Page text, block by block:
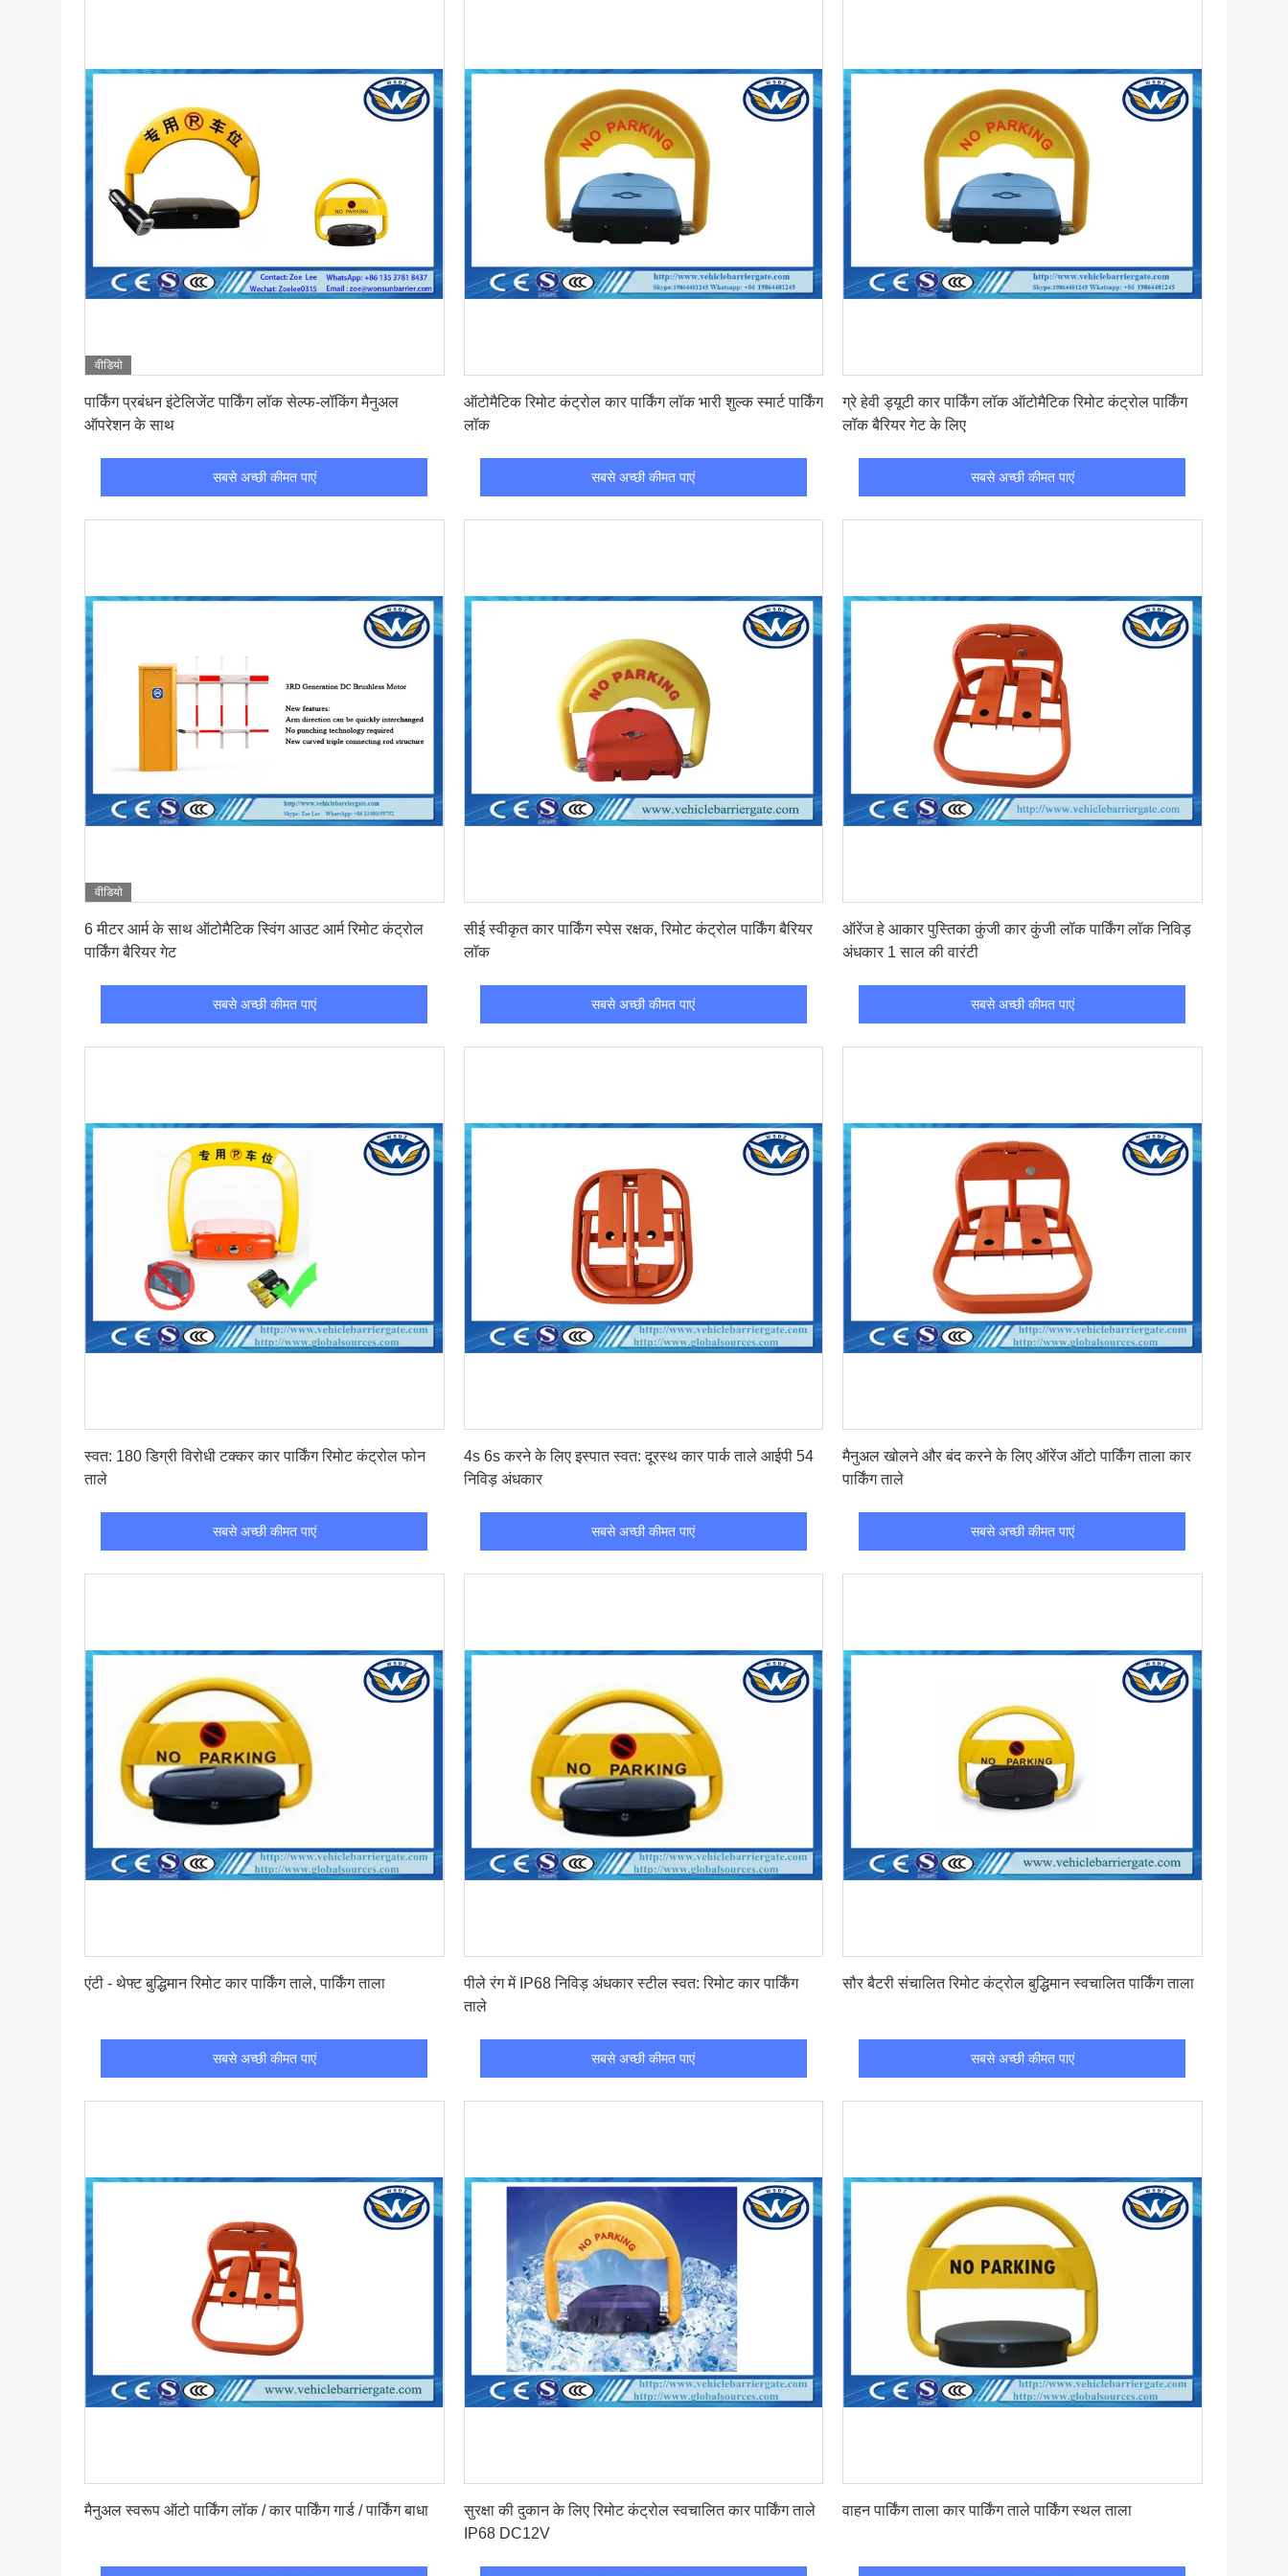
वीडियो
पार्किंग प्रबंधन इंटेलिजेंट पार्किंग लॉक सेल्फ-लॉकिंग मैनुअल
ऑपरेशन के साथ
सबसे अच्छी कीमत पाएं
ऑटोमैटिक रिमोट कंट्रोल कार पार्किंग लॉक भारी शुल्क स्मार्ट पार्किंग
लॉक
सबसे अच्छी कीमत पाएं
ग्रे हेवी ड्यूटी कार पार्किंग लॉक ऑटोमैटिक रिमोट कंट्रोल पार्किंग
लॉक बैरियर गेट के लिए
सबसे अच्छी कीमत पाएं
वीडियो
6 मीटर आर्म के साथ ऑटोमैटिक स्विंग आउट आर्म रिमोट कंट्रोल
पार्किंग बैरियर गेट
सबसे अच्छी कीमत पाएं
सीई स्वीकृत कार पार्किंग स्पेस रक्षक, रिमोट कंट्रोल पार्किंग बैरियर
लॉक
सबसे अच्छी कीमत पाएं
ऑरेंज हे आकार पुस्तिका कुंजी कार कुंजी लॉक पार्किंग लॉक निविड़
अंधकार 1 साल की वारंटी
सबसे अच्छी कीमत पाएं
स्वत: 180 डिग्री विरोधी टक्कर कार पार्किंग रिमोट कंट्रोल फोन
ताले
सबसे अच्छी कीमत पाएं
4s 6s करने के लिए इस्पात स्वत: दूरस्थ कार पार्क ताले आईपी 54
निविड़ अंधकार
सबसे अच्छी कीमत पाएं
मैनुअल खोलने और बंद करने के लिए ऑरेंज ऑटो पार्किंग ताला कार
पार्किंग ताले
सबसे अच्छी कीमत पाएं
एंटी - थेफ्ट बुद्धिमान रिमोट कार पार्किंग ताले, पार्किंग ताला
सबसे अच्छी कीमत पाएं
पीले रंग में IP68 निविड़ अंधकार स्टील स्वत: रिमोट कार पार्किंग
ताले
सबसे अच्छी कीमत पाएं
सौर बैटरी संचालित रिमोट कंट्रोल बुद्धिमान स्वचालित पार्किंग ताला
सबसे अच्छी कीमत पाएं
मैनुअल स्वरूप ऑटो पार्किंग लॉक / कार पार्किंग गार्ड / पार्किंग बाधा
सुरक्षा की दुकान के लिए रिमोट कंट्रोल स्वचालित कार पार्किंग ताले
IP68 DC12V
वाहन पार्किंग ताला कार पार्किंग ताले पार्किंग स्थल ताला